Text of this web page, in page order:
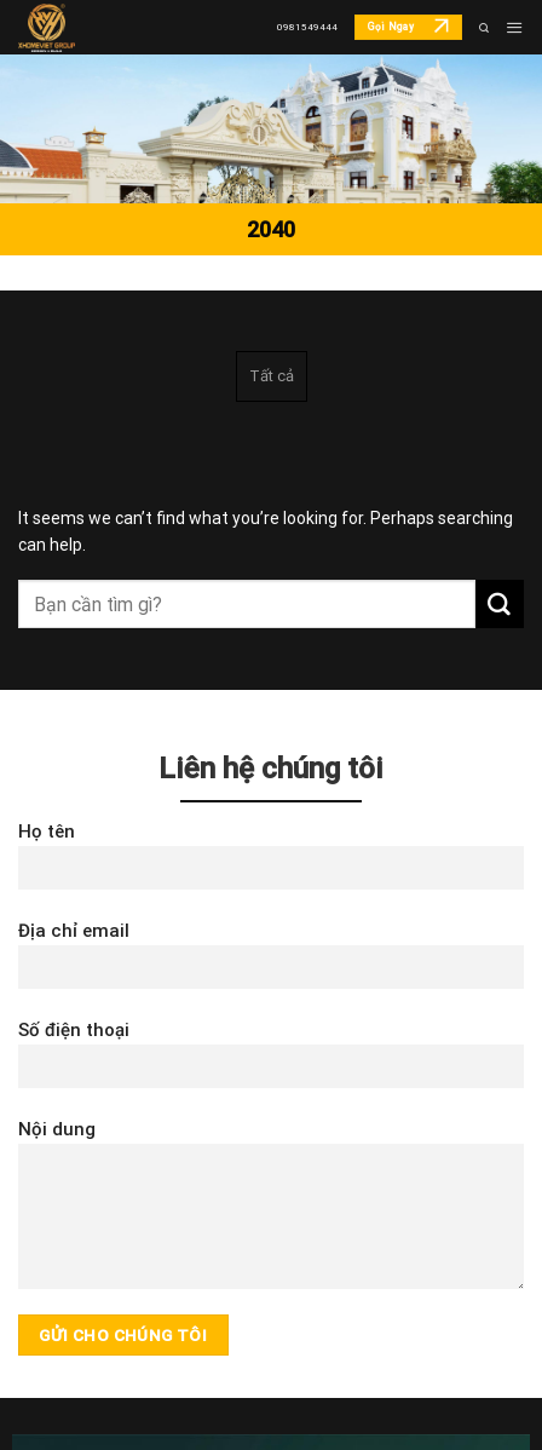
Skip
0981549444 Gọi Ngay
2040
Tất cả
It seems we can’t find what you’re looking for. Perhaps searching
can help.
Liên hệ chúng tôi
Họ tên
Địa chỉ email
Số điện thoại
Nội dung